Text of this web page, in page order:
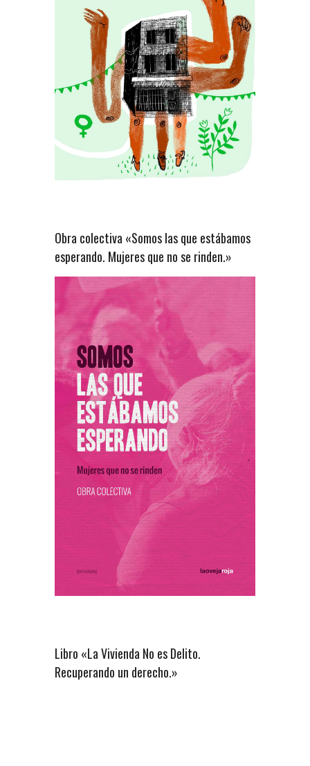
Obra colectiva «Somos las que estábamos
esperando. Mujeres que no se rinden.»
Libro «La Vivienda No es Delito.
Recuperando un derecho.»